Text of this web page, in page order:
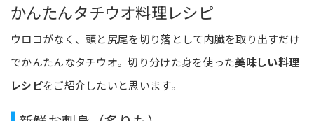
かんたんタチウオ料理レシピ
ウロコがなく、頭と尻尾を切り落として内臓を取り出すだけ
でかんたんなタチウオ。切り分けた身を使った美味しい料理
レシピをご紹介したいと思います。